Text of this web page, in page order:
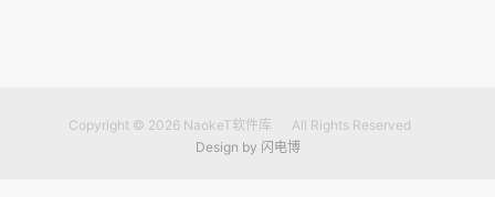
Copyright © 2026 NaokeT软件库
All Rights Reserved
Design by 闪电博